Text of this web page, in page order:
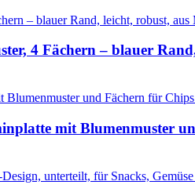
4 Fächern – blauer
mit Blumenmuster